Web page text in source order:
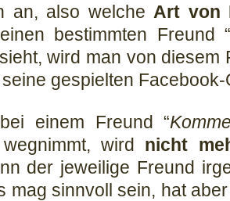
an, also welche Art von
bestimmten Freund “
wird man von diesem
gespielten
einem Freund “
wegnimmt, wird nicht
der jeweilige Freund
mag sinnvoll sein, hat